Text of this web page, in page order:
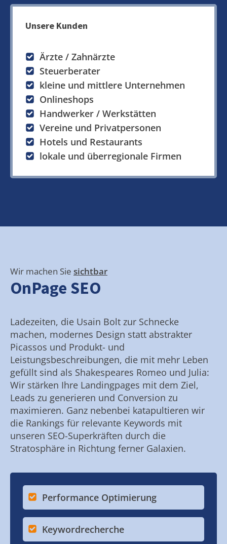
Unsere Kunden
Ärzte / Zahnärzte
Steuerberater
kleine und mittlere Unternehmen
Onlineshops
Handwerker / Werkstätten
Vereine und Privatpersonen
Hotels und Restaurants
lokale und überregionale Firmen
Wir machen Sie sichtbar
OnPage SEO
Ladezeiten, die Usain Bolt zur Schnecke
machen, modernes Design statt abstrakter
Picassos und Produkt- und
Leistungsbeschreibungen, die mit mehr Leben
gefüllt sind als Shakespeares Romeo und Julia:
Wir stärken Ihre Landingpages mit dem Ziel,
Leads zu generieren und Conversion zu
maximieren. Ganz nebenbei katapultieren wir
die Rankings für relevante Keywords mit
unseren SEO-Superkräften durch die
Stratosphäre in Richtung ferner Galaxien.
Performance Optimierung
Keywordrecherche